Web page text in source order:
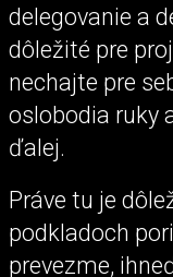
delegovanie a
dôležité pre
nechajte pre
oslobodia ruky
ďalej.
Práve tu je
podkladoch
prevezme,